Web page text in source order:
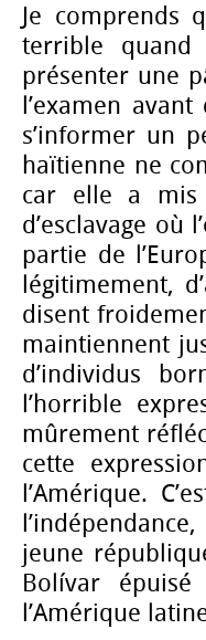
Je comprends
terrible
présenter une
l’examen
s’informer un
haïtienne ne
car elle a
d’esclavage où
partie de
légitimement,
disent
maintiennent
d’individus
l’horrible
mûrement
cette
l’Amérique.
jeune
Bolívar
l’Amérique